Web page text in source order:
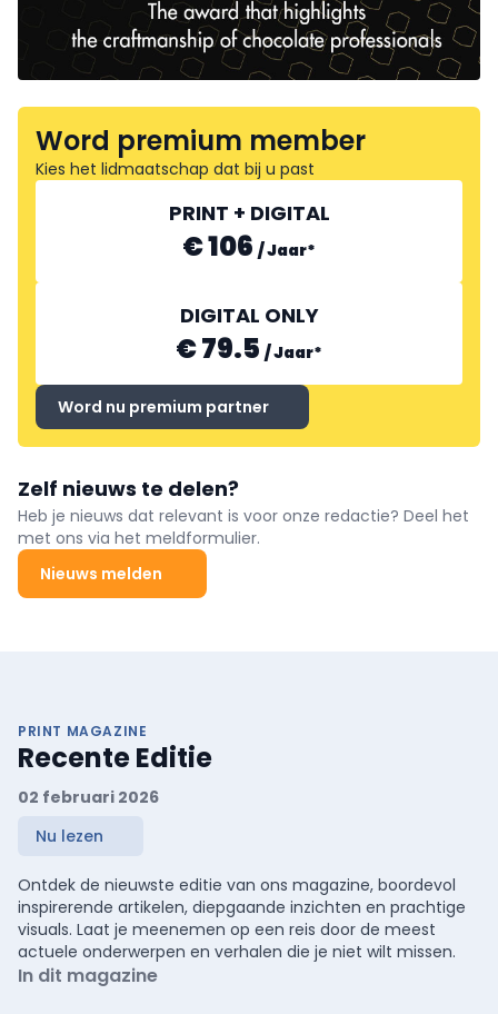
Word premium member
Kies het lidmaatschap dat bij u past
PRINT + DIGITAL
€ 106 /Jaar*
DIGITAL ONLY
€ 79.5 /Jaar*
Word nu premium partner
Zelf nieuws te delen?
Heb je nieuws dat relevant is voor onze redactie? Deel het
met ons via het meldformulier.
Nieuws melden
PRINT MAGAZINE
Recente Editie
02 februari 2026
Nu lezen
Ontdek de nieuwste editie van ons magazine, boordevol
inspirerende artikelen, diepgaande inzichten en prachtige
visuals. Laat je meenemen op een reis door de meest
actuele onderwerpen en verhalen die je niet wilt missen.
In dit magazine